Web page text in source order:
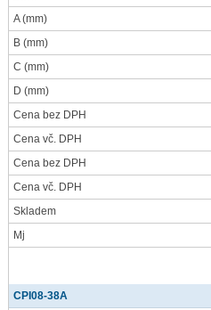
A(mm)
B (mm)
C (mm)
D (mm)
Cena bez DPH
Cena vč. DPH
Cena bez DPH
Cena vč. DPH
Skladem
Mj
CPI08-38A